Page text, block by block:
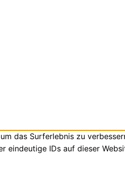
das Surferlebnis zu
eindeutige IDs auf dieser